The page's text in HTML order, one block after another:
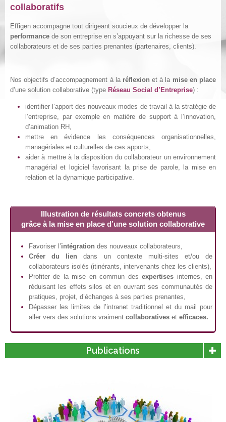
collaboratifs
Effigen accompagne tout dirigeant soucieux de développer la
performance de son entreprise en s’appuyant sur la richesse de ses
collaborateurs et de ses parties prenantes (partenaires, clients).
Nos objectifs d’accompagnement à la réflexion et à la mise en place
d’une solution collaborative (type Réseau Social d’Entreprise) :
identifier l’apport des nouveaux modes de travail à la stratégie de
l’entreprise, par exemple en matière de support à l’innovation,
d’animation RH,
mettre en évidence les conséquences organisationnelles,
managériales et culturelles de ces apports,
aider à mettre à la disposition du collaborateur un environnement
managérial et logiciel favorisant la prise de parole, la mise en
relation et la dynamique participative.
Illustration de résultats concrets obtenus
grâce à la mise en place d’une solution collaborative
Favoriser l’intégration des nouveaux collaborateurs,
Créer du lien dans un contexte multi-sites et/ou de
collaborateurs isolés (itinérants, intervenants chez les clients),
Profiter de la mise en commun desexpertises internes, en
réduisant les effets silos et en ouvrant ses communautés de
pratiques, projet, d’échanges à ses parties prenantes,
Dépasser les limites de l’intranet traditionnel et du mail pour
aller vers des solutions vraiment collaboratives et efficaces.
Publications